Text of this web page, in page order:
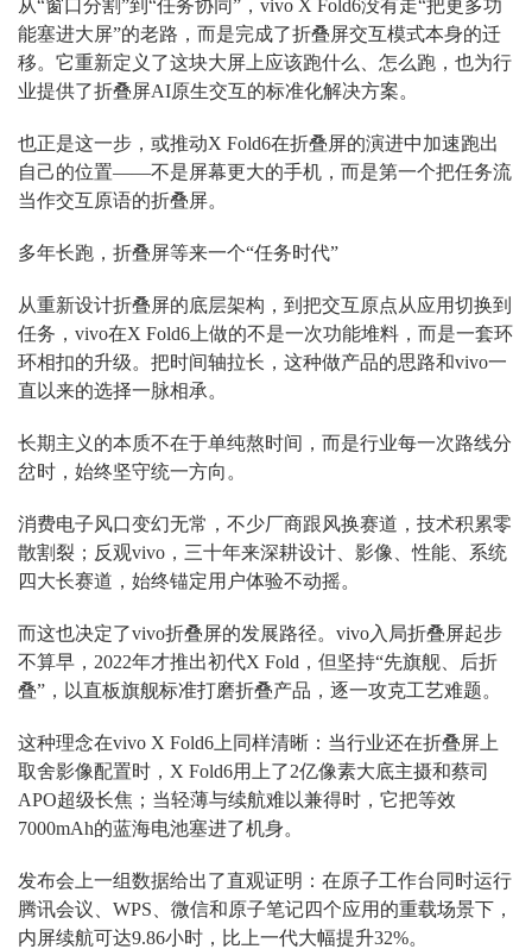
从“窗口分割”到“任务协同”，vivo X Fold6没有走“把更多功
能塞进大屏”的老路，而是完成了折叠屏交互模式本身的迁
移。它重新定义了这块大屏上应该跑什么、怎么跑，也为行
业提供了折叠屏AI原生交互的标准化解决方案。
也正是这一步，或推动X Fold6在折叠屏的演进中加速跑出
自己的位置——不是屏幕更大的手机，而是第一个把任务流
当作交互原语的折叠屏。
多年长跑，折叠屏等来一个“任务时代”
从重新设计折叠屏的底层架构，到把交互原点从应用切换到
任务，vivo在X Fold6上做的不是一次功能堆料，而是一套环
环相扣的升级。把时间轴拉长，这种做产品的思路和vivo一
直以来的选择一脉相承。
长期主义的本质不在于单纯熬时间，而是行业每一次路线分
岔时，始终坚守统一方向。
消费电子风口变幻无常，不少厂商跟风换赛道，技术积累零
散割裂；反观vivo，三十年来深耕设计、影像、性能、系统
四大长赛道，始终锚定用户体验不动摇。
而这也决定了vivo折叠屏的发展路径。vivo入局折叠屏起步
不算早，2022年才推出初代X Fold，但坚持“先旗舰、后折
叠”，以直板旗舰标准打磨折叠产品，逐一攻克工艺难题。
这种理念在vivo X Fold6上同样清晰：当行业还在折叠屏上
取舍影像配置时，X Fold6用上了2亿像素大底主摄和蔡司
APO超级长焦；当轻薄与续航难以兼得时，它把等效
7000mAh的蓝海电池塞进了机身。
发布会上一组数据给出了直观证明：在原子工作台同时运行
腾讯会议、WPS、微信和原子笔记四个应用的重载场景下，
内屏续航可达9.86小时，比上一代大幅提升32%。